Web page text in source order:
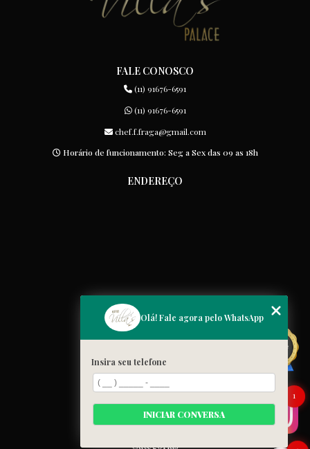
FALE CONOSCO
(11) 91676-6591
(11) 91676-6591
chef.f.fraga@gmail.com
Horário de funcionamento: Seg a Sex das 09 as 18h
ENDEREÇO
MENU
Home
Cardápio
Blog
Galeria
Contato
Categorias
Olá! Fale agora pelo WhatsApp
Insira seu telefone
INICIAR CONVERSA
1